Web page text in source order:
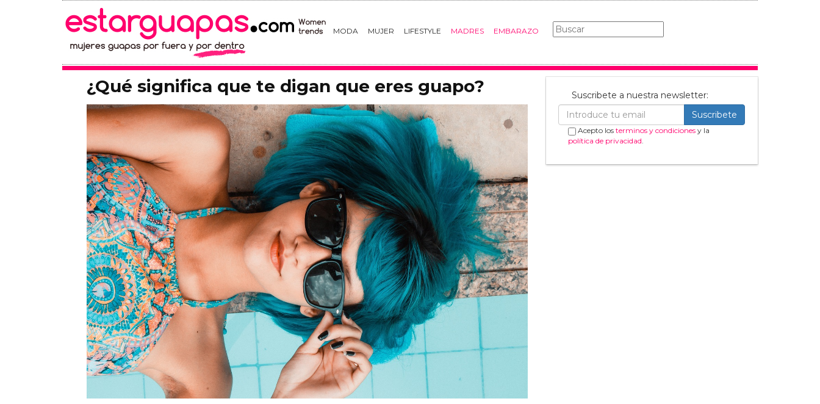
MODA MUJER LIFESTYLE MADRES EMBARAZO
¿Qué significa que te digan que eres guapo?
Suscribete a nuestra newsletter:
Suscribete
Acepto los terminos y condicionesy la
política de privacidad.